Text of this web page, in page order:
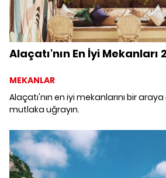
Alaçatı'nın En İyi Mekanları
MEKANLAR
Alaçatı'nın en iyi mekanlarını bir
mutlaka uğrayın.